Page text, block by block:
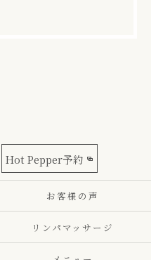
Hot Pepper予約
お客様の声
リンパマッサージ